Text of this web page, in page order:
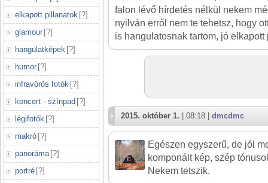
elkapott pillanatok [?]
glamour [?]
hangulatképek [?]
humor [?]
infravörös fotók [?]
koncert - színpad [?]
légifotók [?]
makró [?]
panoráma [?]
portré [?]
falon lévő hírdetés nélkül nekem
nyilván erről nem te tehetsz, hogy
is hangulatosnak tartom, jó elkapott
2015. október 1. | 08:18 | dmcdmc
Egészen egyszerű, de jól
komponált kép, szép
Nekem tetszik.